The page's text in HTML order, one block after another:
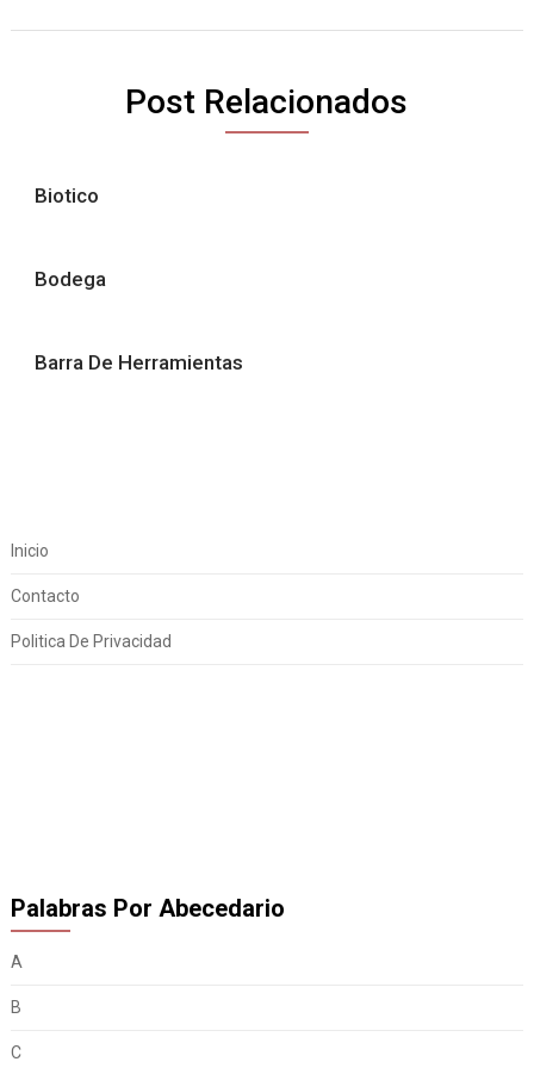
Post Relacionados
Biotico
Bodega
Barra De Herramientas
Inicio
Contacto
Politica De Privacidad
Palabras Por Abecedario
A
B
C